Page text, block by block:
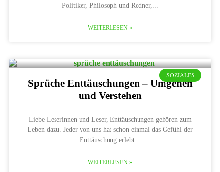
Politiker, Philosoph und Redner,
WEITERLESEN »
SOZIALES
Sprüche Enttäuschungen – Umgehen
und Verstehen
Liebe Leserinnen und Leser, Enttäuschungen gehören zum
Leben dazu. Jeder von uns hat schon einmal das Gefühl der
Enttäuschung erlebt
WEITERLESEN »